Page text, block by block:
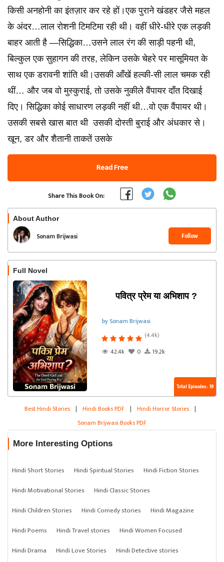
किसी अनहोनी का इंतज़ार कर रहे हों।एक पुराने खंडहर जैसे महल
के अंदर…लाल रोशनी टिमटिमा रही थी। वहीं धीरे-धीरे एक लड़की
बाहर आती है —सिद्धिका…उसने लाल रंग की साड़ी पहनी थी,
बिल्कुल एक सुहागन की तरह, लेकिन उसके चेहरे पर मासूमियत के
साथ एक डरावनी शांति थी।उसकी आँखें हल्की-सी लाल चमक रही
थीं… और जब वो मुस्कुराई, तो उसके नुकीले वैंपायर दाँत दिखाई
दिए। सिद्धिका कोई साधारण लड़की नहीं थी…वो एक वैंपायर थी।
उसकी सबसे खास बात थी उसकी दोस्ती बुराई और अंधकार से।
खून, डर और शैतानी ताकतें उसके
Read Free
Share This Book On:
About Author
Sonam Brijwasi Follow
Full Novel
पवित्र प्रेम या अभिशाप ?
by Sonam Brijwasi
(4.4k)
42.4k
0 19.2k
Total Episodes : 19
Best Hindi Stories | Hindi Books PDF | Hindi Horror Stories |
Sonam Brijwasi Books PDF
More Interesting Options
Hindi Short Stories Hindi Spiritual Stories
Hindi Fiction Stories
Hindi Motivational Stories
Hindi Classic Stories
Hindi Children Stories
Hindi Comedy stories
Hindi Magazine
Hindi Poems
Hindi Travel stories
Hindi Women Focused
Hindi Drama
Hindi Love Stories Hindi Detective stories